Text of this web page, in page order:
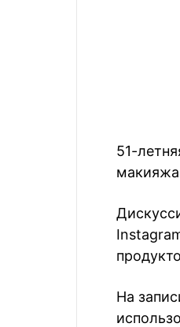
51-
макияжа
На